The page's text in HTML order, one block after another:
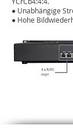
● Unabhängige
● Hohe